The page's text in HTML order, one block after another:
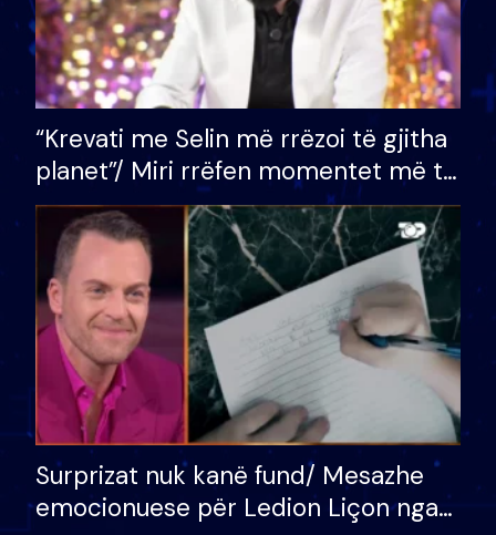
“Krevati me Selin më rrëzoi të gjitha
planet”/ Miri rrëfen momentet më të
bukura në shtëpinë e BB VIP: Do më
mungojë zilja e mëngjesit kur…
Surprizat nuk kanë fund/ Mesazhe
emocionuese për Ledion Liçon nga